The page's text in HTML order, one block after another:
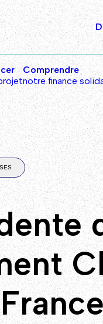
Comprendre
notre finance